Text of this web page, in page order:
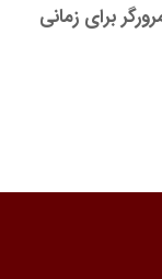
برای زمانی